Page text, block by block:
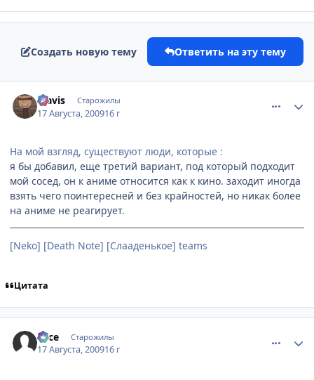
Создать новую тему Ответить на эту тему
klavis Старожилы
17 Августа, 200916 г
На мой взгляд, существуют люди, которые :
я бы добавил, еще третий вариант, под который подходит
мой сосед, он к аниме относится как к кино. заходит иногда
взять чего поинтересней и без крайностей, но никак более
на аниме не реагирует.
[Neko] [Death Note] [Слааденькое] teams
Цитата
vace Старожилы
17 Августа, 200916 г